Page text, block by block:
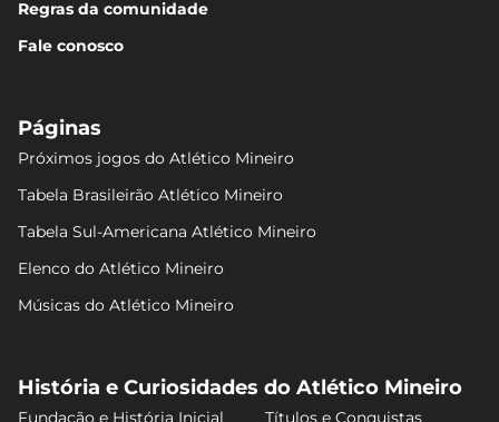
Regras da comunidade
Fale conosco
Páginas
Próximos jogos do Atlético Mineiro
Tabela Brasileirão Atlético Mineiro
Tabela Sul-Americana Atlético Mineiro
Elenco do Atlético Mineiro
Músicas do Atlético Mineiro
História e Curiosidades do Atlético Mineiro
Fundação e História Inicial
Títulos e Conquistas